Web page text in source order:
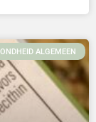
ALGEMEEN